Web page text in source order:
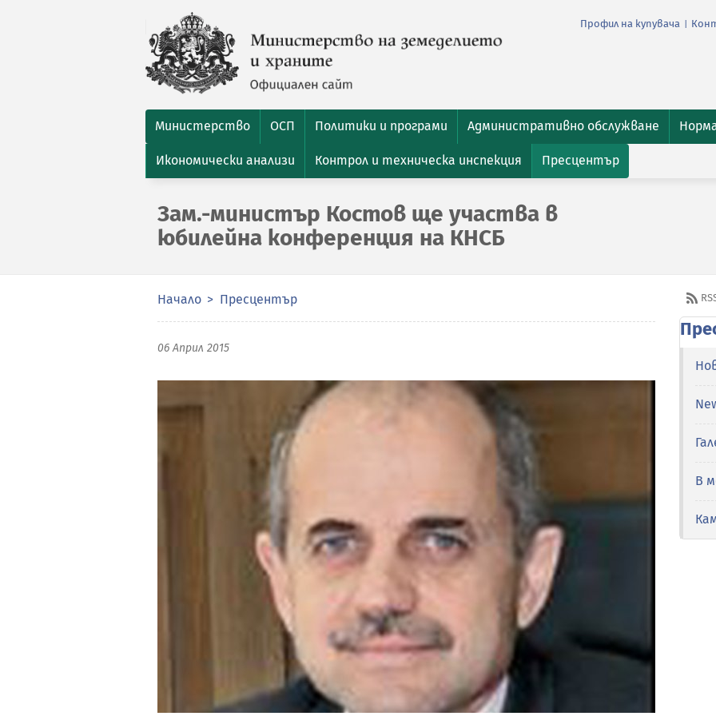
Профил на купувача
Министерство ОСП Политики и програми Административно обслужване
Икономически анализи Контрол и техническа инспекция Пресцентър
Зам.-министър Костов ще участва в
юбилейна конференция на КНСБ
Начало Пресцентър
06 Април 2015
В